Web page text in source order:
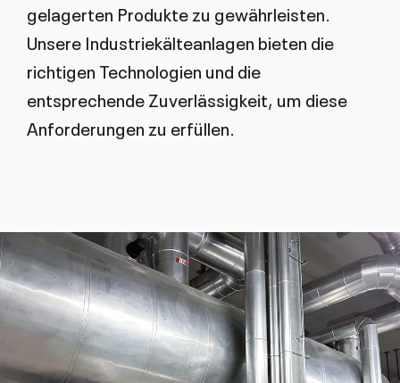
gelagerten Produkte zu gewährleisten.
Unsere Industriekälteanlagen bieten die
richtigen Technologien und die
entsprechende Zuverlässigkeit, um diese
Anforderungen zu erfüllen.